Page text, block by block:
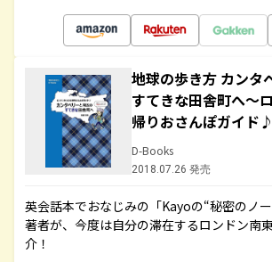
地球の歩き方 カンタ
すてきな田舎町へ～
帰りおさんぽガイド♪
D-Books
2018.07.26 発売
英会話本でおなじみの「Kayoの“秘密のノ
著者が、今度は自分の滞在するロンドン南
介！